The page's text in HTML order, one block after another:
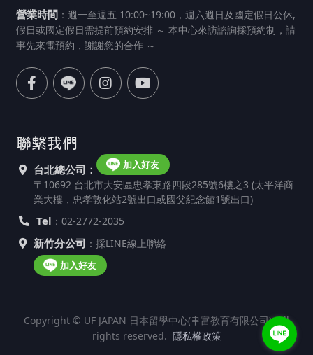
營業時間 ：週一至週五 10:00~19:00，週六週日及國定假日公休,
假日或國定假日需提前預約安排 ～ 本中心來訪諮詢採預約制，請
事先來電預約，謝謝您的合作 ～
聯繫我們
台北總公司： 加入好友
〒10692 台北市大安區忠孝東路四段285號6樓之3 (太平洋商
業大樓，忠孝敦化站2號出口或國父紀念館1號出口)
Tel ：02-2772-2035
新竹分公司 ：採LINE線上聯絡
加入好友
Copyright © UF JAPAN 日本留學中心(聿富教育有限公司). All
rights reserved. 隱私權政策